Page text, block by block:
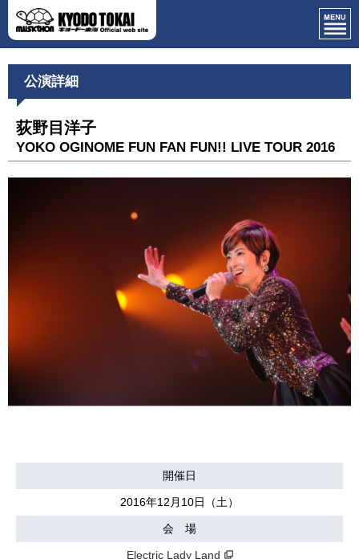
公演詳細
荻野目洋子
YOKO OGINOME FUN FAN FUN!! LIVE TOUR 2016
開催日
2016年12月10日（土）
会 場
Electric Lady Land